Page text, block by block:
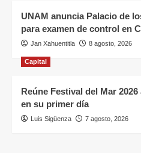
UNAM anuncia Palacio de
para examen de control en
Jan Xahuentitla 8 agosto, 2026
Capital
Reúne Festival del Mar
en su primer día
Luis Sigüenza 7 agosto, 2026